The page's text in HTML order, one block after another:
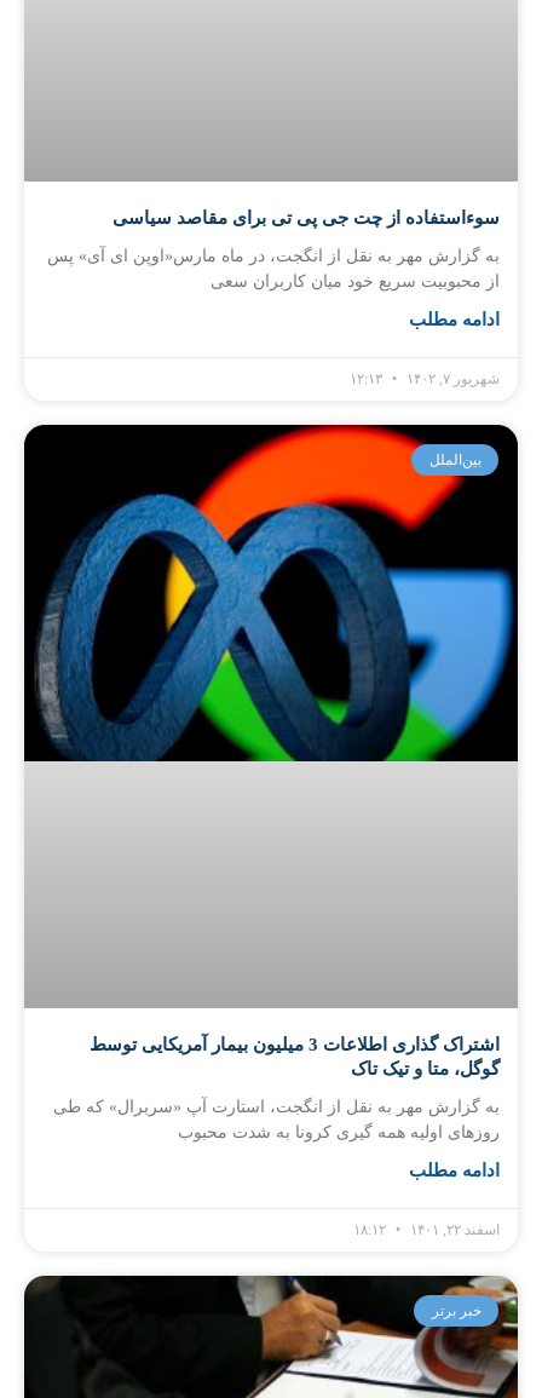
سوءاستفاده از چت جی پی تی برای مقاصد سیاسی
به گزارش مهر به نقل از انگجت، در ماه مارس«اوپن ای آی» پس
از محبوبیت سریع خود میان کاربران سعی
ادامه مطلب
شهریور ۷, ۱۴۰۲
بین‌الملل
اشتراک گذاری اطلاعات 3 میلیون بیمار آمریکایی توسط
گوگل، متا و تیک تاک
به گزارش مهر به نقل از انگجت، استارت آپ «سربرال» که طی
روزهای اولیه همه گیری کرونا به شدت محبوب
ادامه مطلب
اسفند ۲۲, ۱۴۰۱
خبر برتر